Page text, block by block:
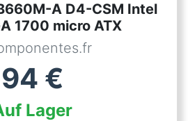
A D4-CSM Intel
1700 micro ATX
94 €
Lager